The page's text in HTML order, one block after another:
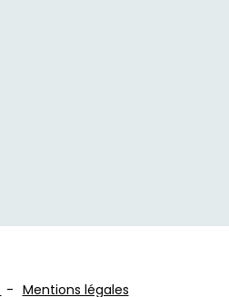
Mentions légales